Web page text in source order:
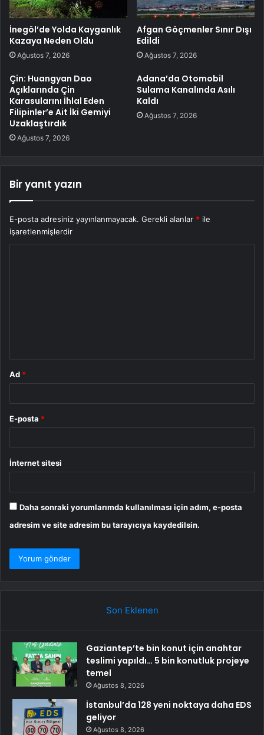
İnegöl’de Yolda Kayganlık
Kazaya Neden Oldu
Ağustos 7, 2026
Afgan Göçmenler Sınır Dışı
Edildi
Ağustos 7, 2026
Çin: Huangyan Dao
Açıklarında Çin
Karasularını İhlal Eden
Filipinler’e Ait İki Gemiyi
Uzaklaştırdık
Ağustos 7, 2026
Adana’da Otomobil
Sulama Kanalında Asılı
Kaldı
Ağustos 7, 2026
Bir yanıt yazın
E-posta adresiniz yayınlanmayacak. Gerekli alanlar * ile
işaretlenmişlerdir
Ad *
E-posta *
İnternet sitesi
Daha sonraki yorumlarımda kullanılması için adım, e-posta
adresim ve site adresim bu tarayıcıya kaydedilsin.
Son Eklenen
Gaziantep’te bin konut için anahtar
teslimi yapıldı… 5 bin konutluk projeye
temel
Ağustos 8, 2026
İstanbul’da 128 yeni noktaya daha EDS
geliyor
Ağustos 8, 2026